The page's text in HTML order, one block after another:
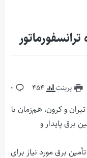
پرینت 454
0
و کرون، هم‌زمان با
تأمین برق پایدار و
برق مورد نیاز برای